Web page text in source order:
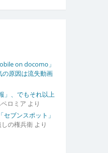
on docomo」
の原因は流失動画
」、でもそれ以上
ロミア より
ブンスポット」
の権兵衛より